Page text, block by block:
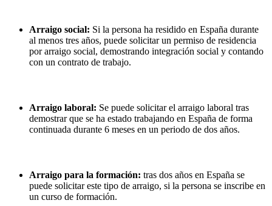
Arraigo social: Si la persona ha residido en España durante
al menos tres años, puede solicitar un permiso de residencia
por arraigo social, demostrando integración social y contando
con un contrato de trabajo.
Arraigo laboral: Se puede solicitar el arraigo laboral tras
demostrar que se ha estado trabajando en España de forma
continuada durante 6 meses en un periodo de dos años.
Arraigo para la formación: tras dos años en España se
puede solicitar este tipo de arraigo, si la persona se inscribe en
un curso de formación.